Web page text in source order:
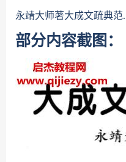
永靖大师著大成文疏典范
部分内容截图：